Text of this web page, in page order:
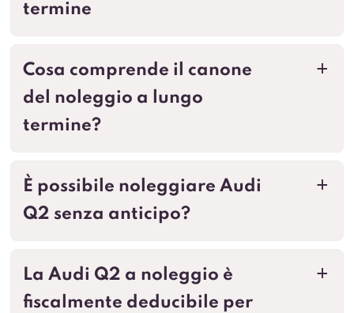
termine
a
Cosa comprende il canone
del noleggio a lungo
termine?
a
È possibile noleggiare Audi
Q2 senza anticipo?
a
La Audi Q2 a noleggio è
fiscalmente deducibile per